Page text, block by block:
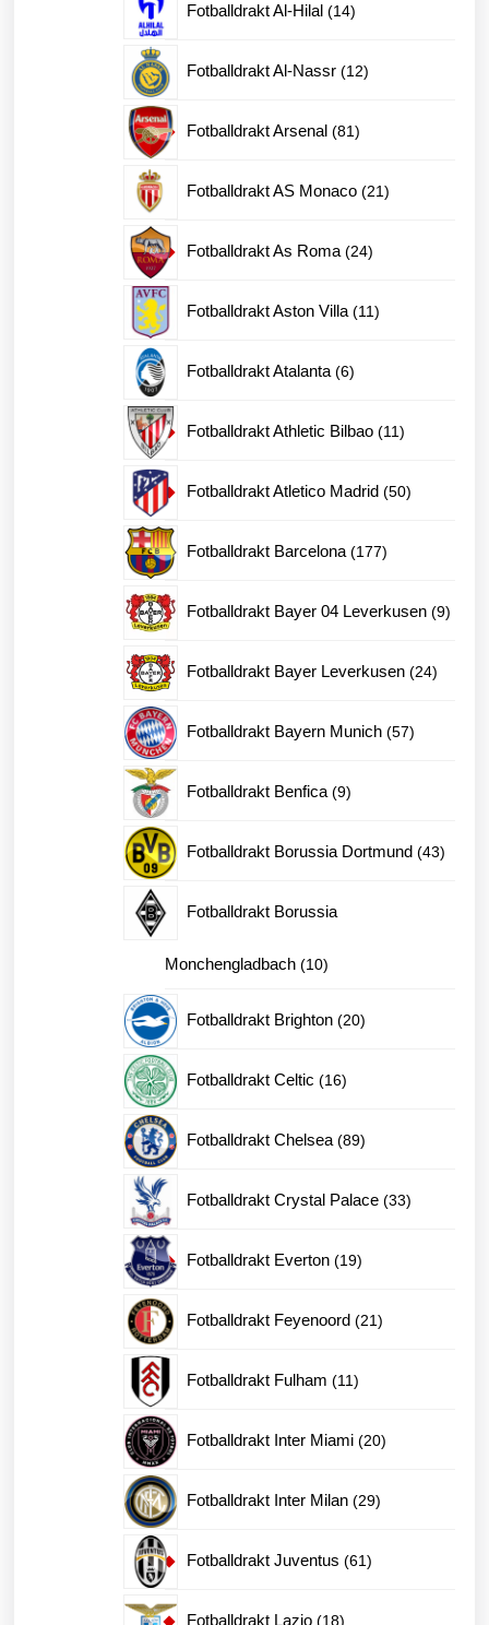
Fotballdrakt Al-Hilal 1414
Fotballdrakt Al-Nassr 1212
Fotballdrakt Arsenal 8181
Fotballdrakt AS Monaco 2121
Fotballdrakt As Roma 2424
Fotballdrakt Aston Villa 1111
Fotballdrakt Atalanta 66
Fotballdrakt Athletic Bilbao 1111
Fotballdrakt Atletico Madrid 5050
Fotballdrakt Barcelona 177177
Fotballdrakt Bayer 04 Leverkusen 99
Fotballdrakt Bayer Leverkusen 2424
Fotballdrakt Bayern Munich 5757
Fotballdrakt Benfica 99
Fotballdrakt Borussia Dortmund 4343
Fotballdrakt Borussia
Monchengladbach 1010
Fotballdrakt Brighton 2020
Fotballdrakt Celtic 1616
Fotballdrakt Chelsea 8989
Fotballdrakt Crystal Palace 3333
Fotballdrakt Everton 1919
Fotballdrakt Feyenoord 2121
Fotballdrakt Fulham 1111
Fotballdrakt Inter Miami 2020
Fotballdrakt Inter Milan 2929
Fotballdrakt Juventus 6161
Fotballdrakt Lazio 1818